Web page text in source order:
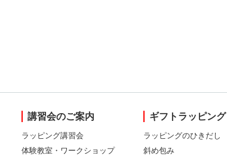
講習会のご案内
ラッピング講習会
体験教室・ワークショップ
ギフトラッピング
ラッピングのひきだし
斜め包み